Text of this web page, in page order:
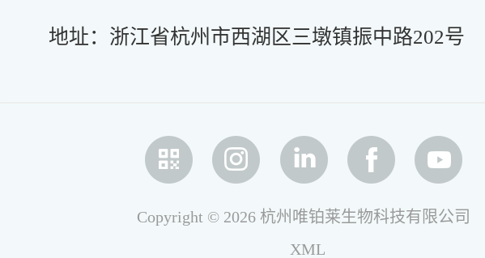
地址：浙江省杭州市西湖区三墩镇振中路202号
Copyright © 2026 杭州唯铂莱生物科技有限公司
XML